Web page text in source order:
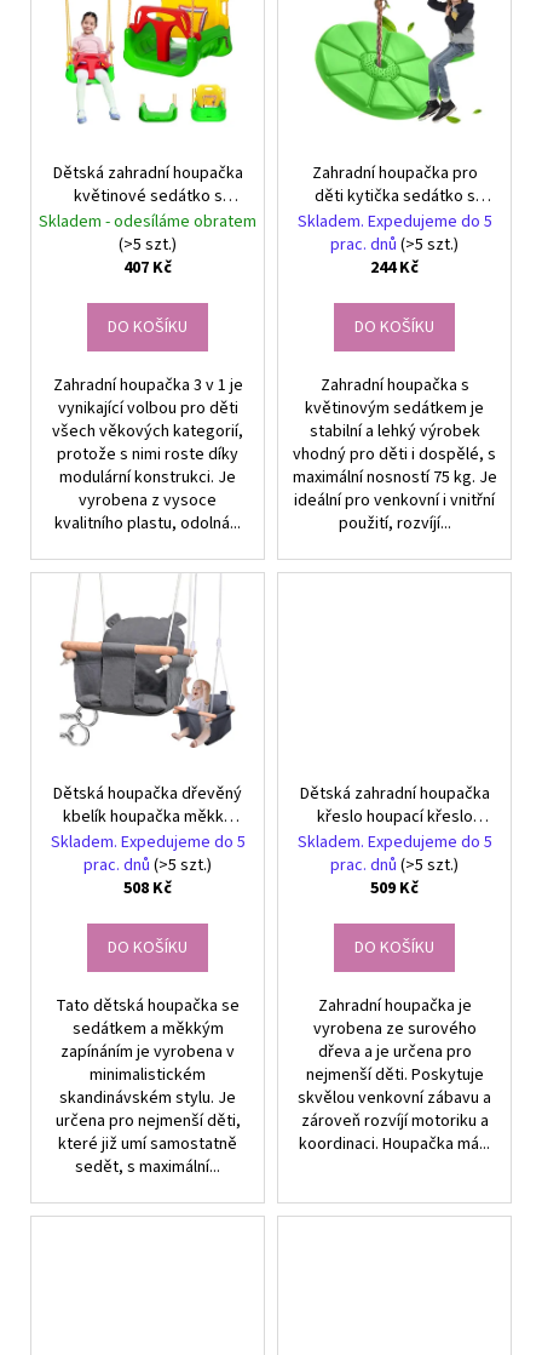
d
Dětská zahradní houpačka
květinové sedátko s
lanem ke stromu
Skladem - odesíláme obratem
(>5 szt.)
407 Kč
DO KOŠÍKU
Zahradní houpačka 3 v 1 je
vynikající volbou pro děti
všech věkových kategorií,
protože s nimi roste díky
modulární konstrukci. Je
vyrobena z vysoce
kvalitního plastu, odolná...
Zahradní houpačka pro
děti kytička sedátko s
lanem na strom
Skladem. Expedujeme do 5
prac. dnů (>5 szt.)
244 Kč
DO KOŠÍKU
Zahradní houpačka s
květinovým sedátkem je
stabilní a lehký výrobek
vhodný pro děti i dospělé, s
maximální nosností 75 kg. Je
ideální pro venkovní i vnitřní
použití, rozvíjí...
Dětská houpačka dřevěný
kbelík houpačka měkký
materiál houpačka
Skladem. Expedujeme do 5
prac. dnů (>5 szt.)
508 Kč
DO KOŠÍKU
Tato dětská houpačka se
sedátkem a měkkým
zapínáním je vyrobena v
minimalistickém
skandinávském stylu. Je
určena pro nejmenší děti,
které již umí samostatně
sedět, s maximální...
Dětská zahradní houpačka
křeslo houpací křeslo
dřevěné zábradlí pro
zahradu home
Skladem. Expedujeme do 5
prac. dnů (>5 szt.)
509 Kč
DO KOŠÍKU
Zahradní houpačka je
vyrobena ze surového
dřeva a je určena pro
nejmenší děti. Poskytuje
skvělou venkovní zábavu a
zároveň rozvíjí motoriku a
koordinaci. Houpačka má...
NÁUŠNICE
CINTIA
FIALOVÁ